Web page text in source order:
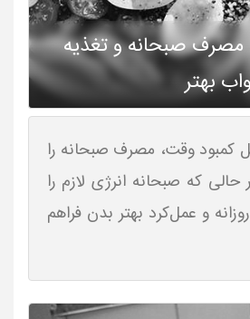
مصرف صبحانه و تغذیه
بهتر
کمبود وقت، مصرف صبحانه را
که صبحانه انرژی لازم را
و عمل‌کرد بهتر بدن فراهم